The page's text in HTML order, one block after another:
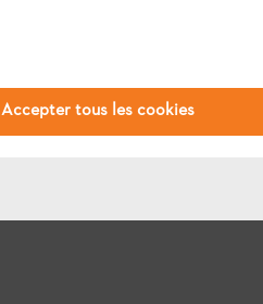
Accepter tous les cookies